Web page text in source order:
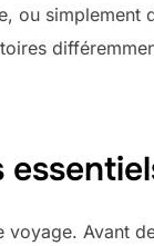
ou simplement
Avant